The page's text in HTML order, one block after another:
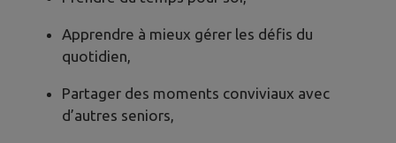
Apprendre à mieux gérer les défis du
quotidien,
Partager des moments conviviaux avec
d’autres seniors,